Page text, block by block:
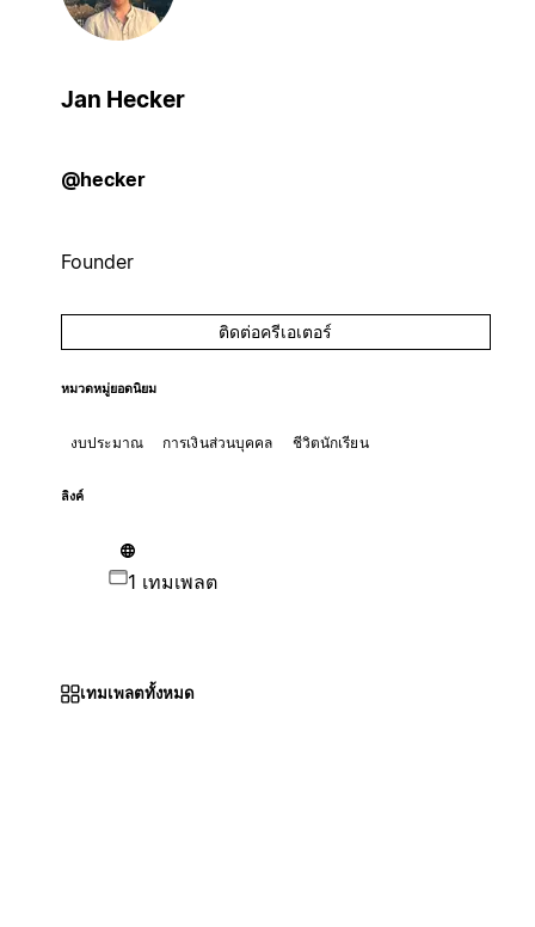
Jan Hecker
@hecker
Founder
ติดต่อครีเอเตอร์
หมวดหมู่ยอดนิยม
งบประมาณ การเงินส่วนบุคคล ชีวิตนักเรียน
ลิงค์
1 เทมเพลต
เทมเพลตทั้งหมด